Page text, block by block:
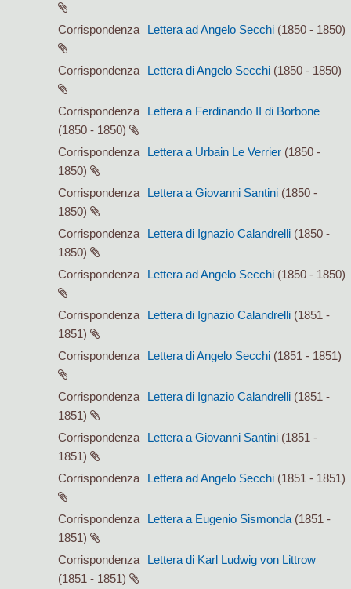
Corrispondenza Lettera ad Angelo Secchi (1850 - 1850)
Corrispondenza Lettera di Angelo Secchi (1850 - 1850)
Corrispondenza
Lettera a Ferdinando II di Borbone
(1850 - 1850)
Corrispondenza
Lettera a Urbain Le Verrier (1850 -
1850)
Corrispondenza
Lettera a Giovanni Santini (1850 -
1850)
Corrispondenza
Lettera di Ignazio Calandrelli (1850 -
1850)
Corrispondenza
Lettera ad Angelo Secchi (1850 - 1850)
Corrispondenza Lettera di Ignazio Calandrelli (1851 -
1851)
Corrispondenza
Lettera di Angelo Secchi (1851 - 1851)
Corrispondenza Lettera di Ignazio Calandrelli (1851 -
1851)
Corrispondenza
Lettera a Giovanni Santini (1851 -
1851)
Corrispondenza
Lettera ad Angelo Secchi (1851 - 1851)
Corrispondenza Lettera a Eugenio Sismonda (1851 -
1851)
Corrispondenza
Lettera di Karl Ludwig von Littrow
(1851 - 1851)